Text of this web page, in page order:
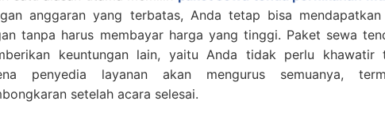
anggaran yang terbatas, Anda tetap bisa
tanpa harus membayar harga yang tinggi. Paket sewa
keuntungan lain, yaitu Anda tidak perlu khawatir
penyedia layanan akan mengurus semuanya,
setelah acara selesai.